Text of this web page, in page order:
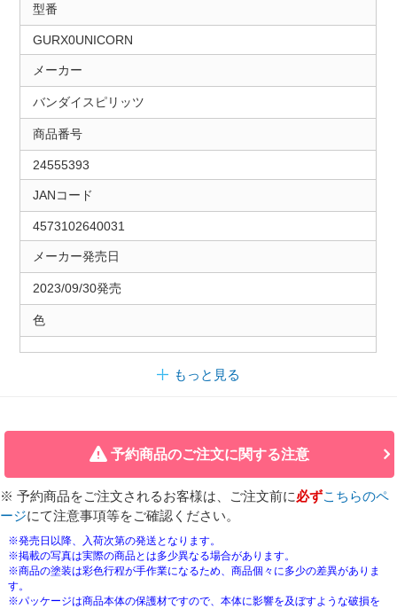
型番
GURX0UNICORN
メーカー
バンダイスピリッツ
商品番号
24555393
JANコード
4573102640031
メーカー発売日
2023/09/30発売
色
もっと見る
予約商品のご注文に関する注意
※ 予約商品をご注文されるお客様は、ご注文前に必ずこちらのペ
ージにて注意事項等をご確認ください。
※発売日以降、入荷次第の発送となります。
※掲載の写真は実際の商品とは多少異なる場合があります。
※商品の塗装は彩色行程が手作業になるため、商品個々に多少の差異がありま
す。
※パッケージは商品本体の保護材ですので、本体に影響を及ぼすような破損を